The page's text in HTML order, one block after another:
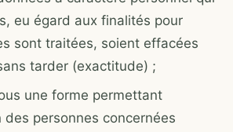
eu égard aux finalités pour
sont traitées, soient effacées
tarder (exactitude) ;
une forme permettant
des personnes concernées